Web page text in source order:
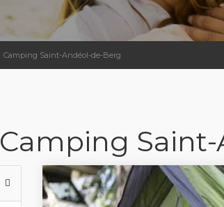
Camping Saint-Andéol-de-Berg
Camping